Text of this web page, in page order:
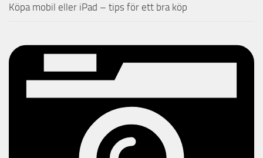
Köpa mobil eller iPad – tips för ett bra köp